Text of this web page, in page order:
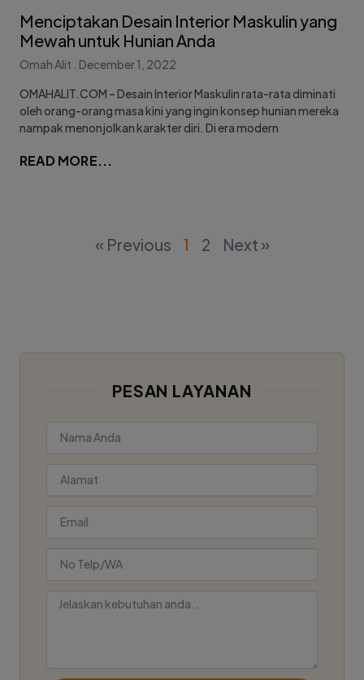
Menciptakan Desain Interior Maskulin yang
Mewah untuk Hunian Anda
Omah Alit
December 1, 2022
OMAHALIT.COM – Desain Interior Maskulin rata-rata diminati
oleh orang-orang masa kini yang ingin konsep hunian mereka
nampak menonjolkan karakter diri. Di era modern
READ MORE...
« Previous 1 2 Next »
PESAN LAYANAN